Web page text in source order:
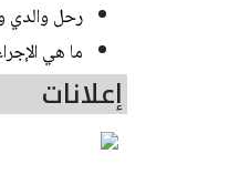
رحل والدي
ما هي
إعلانات